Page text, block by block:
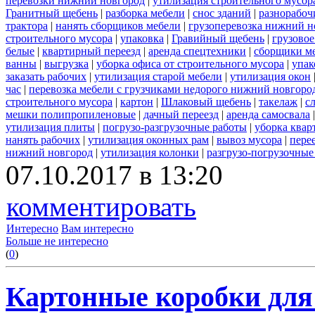
Гранитный щебень | разборка мебели | снос зданий |
трактора | нанять сборщиков мебели | грузоперевозка нижний
строительного мусора | упаковка | Гравийный щебень |
белые | квартирный переезд | аренда спецтехники | сборщики
ванны | выгрузка | уборка офиса от строительного мусора |
заказать рабочих | утилизация старой мебели | утилизация окон
час | перевозка мебели с грузчиками недорого нижний
строительного мусора | картон | Шлаковый щебень | такелаж |
мешки полипропиленовые | дачный переезд | аренда самосвала
утилизация плиты | погрузо-разгрузочные работы | уборка
нанять рабочих | утилизация оконных рам | вывоз мусора |
нижний новгород | утилизация колонки | разгрузо-
07.10.2017 в 13:20
комментировать
Интересно Вам интересно
Больше не интересно
(0)
Картонные коробки для